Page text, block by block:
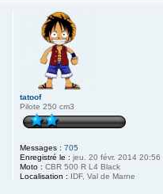
tatoof
Pilote 250 cm3
Messages : 705
Enregistré le : jeu. 20 févr. 2014 20:56
Moto : CBR 500 R L4 Black
Localisation : IDF, Val de Marne